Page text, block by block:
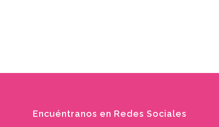
Encuéntranos en Redes Sociales